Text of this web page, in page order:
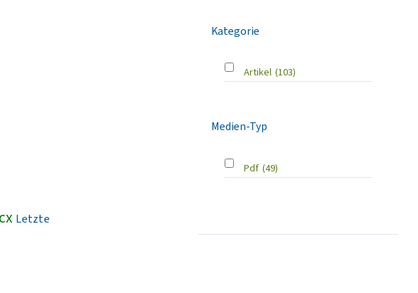
Letzte
Kategorie
Artikel (103)
Medien-Typ
Pdf (49)